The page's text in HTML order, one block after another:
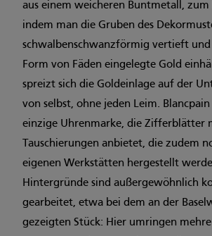
aus einem weicheren Buntmetall, zum
indem man die Gruben des
schwalbenschwanzförmig vertieft und
Form von Fäden eingelegte Gold
spreizt sich die Goldeinlage auf der
von selbst, ohne jeden Leim.
einzige Uhrenmarke, die Zifferblätter
Tauschierungen anbietet, die zudem
eigenen Werkstätten hergestellt
Hintergründe sind außergewöhnlich
gearbeitet, etwa bei dem an der
gezeigten Stück: Hier umringen